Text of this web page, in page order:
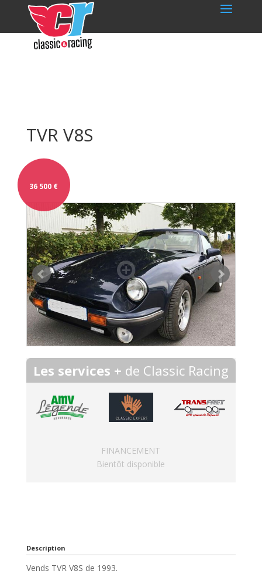
TVR V8S
36 500 €
Les services + de Classic Racing
FINANCEMENT
Bientôt disponible
Description
Vends TVR V8S de 1993.